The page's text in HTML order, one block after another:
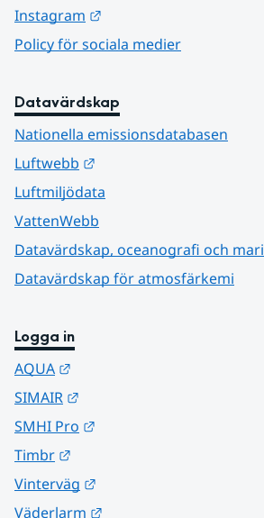
Instagram
Policy för sociala medier
Datavärdskap
Nationella emissionsdatabasen
Luftwebb
Luftmiljödata
VattenWebb
Datavärdskap, oceanografi och
Datavärdskap för atmosfärkemi
Logga in
AQUA
SIMAIR
SMHI Pro
Timbr
Vinterväg
Väderlarm